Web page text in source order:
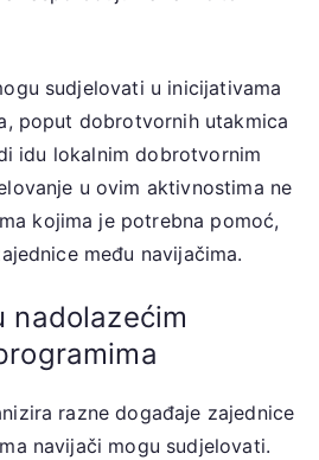
sudjelovati u inicijativama
poput dobrotvornih utakmica
idu lokalnim dobrotvornim
u ovim aktivnostima ne
kojima je potrebna pomoć,
među navijačima.
nadolazećim
razne događaje zajednice
navijači mogu sudjelovati.